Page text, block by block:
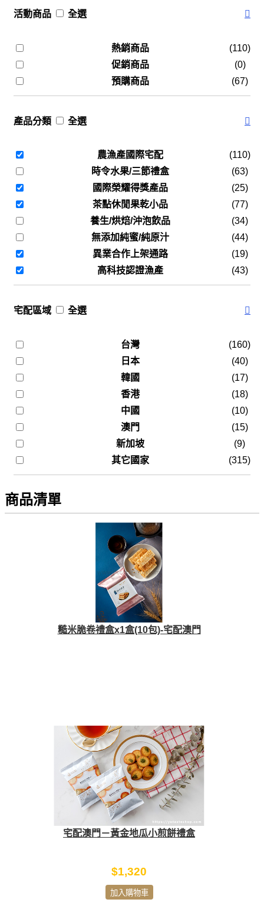
活動商品 全選
熱銷商品
(110)
促銷商品
(0)
預購商品
(67)
產品分類 全選
農漁產國際宅配
(110)
時令水果/三節禮盒
(63)
國際榮耀得獎產品
(25)
茶點休閒果乾小品
(77)
養生/烘焙/沖泡飲品
(34)
無添加純蜜/純原汁
(44)
異業合作上架通路
(19)
高科技認證漁產
(43)
宅配區域 全選
台灣
(160)
日本
(40)
韓國
(17)
香港
(18)
中國
(10)
澳門
(15)
新加坡
(9)
其它國家
(315)
商品清單
糙米脆卷禮盒x1盒(10包)-宅配澳門
宅配澳門－黃金地瓜小煎餅禮盒
$1,320
加入購物車